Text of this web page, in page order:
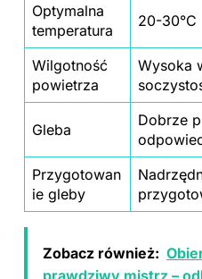
Optymalna
temperatura
20-30°C
Wilgotność
powietrza
Wysoka
Gleba
Dobrze
Przygotowan
ie gleby
Zobacz również: